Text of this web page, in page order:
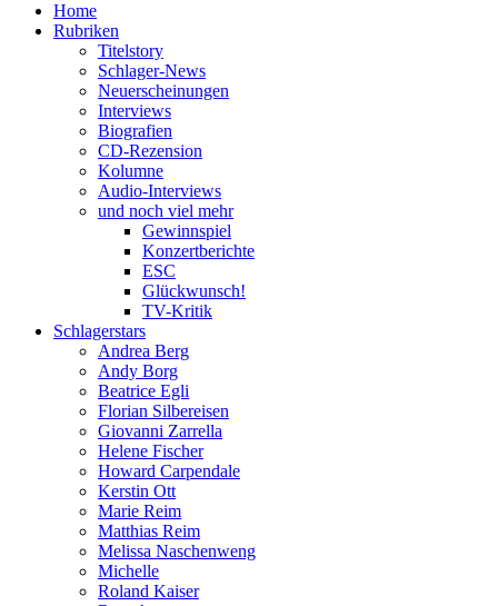
Home
Rubriken
Titelstory
Schlager-News
Neuerscheinungen
Interviews
Biografien
CD-Rezension
Kolumne
Audio-Interviews
und noch viel mehr
Gewinnspiel
Konzertberichte
ESC
Glückwunsch!
TV-Kritik
Schlagerstars
Andrea Berg
Andy Borg
Beatrice Egli
Florian Silbereisen
Giovanni Zarrella
Helene Fischer
Howard Carpendale
Kerstin Ott
Marie Reim
Matthias Reim
Melissa Naschenweng
Michelle
Roland Kaiser